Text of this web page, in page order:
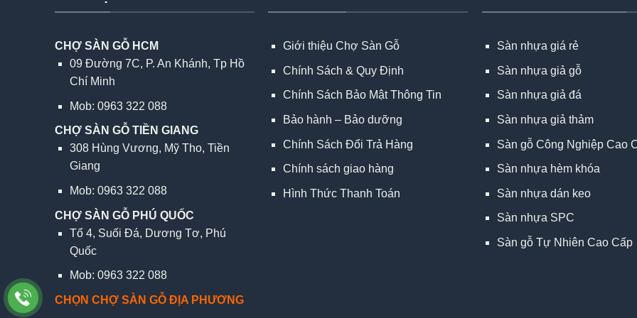
CHỢ SÀN GỖ HCM
09 Đường 7C, P. An Khánh, Tp Hồ
Chí Minh
Mob: 0963 322 088
CHỢ SÀN GỖ TIỀN GIANG
308 Hùng Vương, Mỹ Tho, Tiền
Giang
Mob: 0963 322 088
CHỢ SÀN GỖ PHÚ QUỐC
Tổ 4, Suối Đá, Dương Tơ, Phú
Quốc
Mob: 0963 322 088
CHỌN CHỢ SÀN GỖ ĐỊA PHƯƠNG
Giới thiệu Chợ Sàn Gỗ
Chính Sách & Quy Định
Chính Sách Bảo Mật Thông Tin
Bảo hành – Bảo dưỡng
Chính Sách Đổi Trả Hàng
Chính sách giao hàng
Hình Thức Thanh Toán
Sàn nhựa giá rẻ
Sàn nhựa giả gỗ
Sàn nhựa giả đá
Sàn nhựa giả thảm
Sàn gỗ Công Nghiệp Cao
Sàn nhựa hèm khóa
Sàn nhựa dán keo
Sàn nhựa SPC
Sàn gỗ Tự Nhiên Cao Cấp